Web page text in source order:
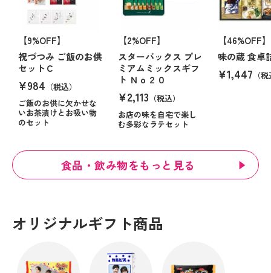
【9%OFF】
祝づつみ ご飯のお供
セットＣ
¥984 （税込）
ご飯のお供に欠かせな
いお茶漬けとお吸い物
のセット
【2%OFF】
スターバックス プレ
ミアムミックスギフ
ト Ｎｏ２０
¥2,113 （税込）
お店の味を自宅で楽し
む多彩なラテセット
【46%OFF】
味の蔵 食卓
¥1,447 （
食品・飲み物をもっと見る
オリジナルギフト商品